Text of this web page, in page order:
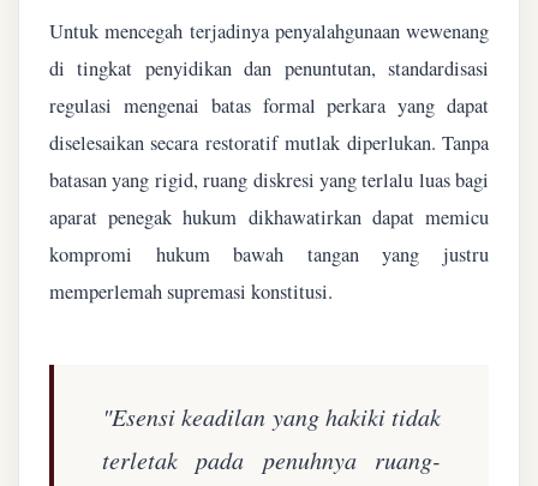
Untuk mencegah terjadinya penyalahgunaan wewenang
di tingkat penyidikan dan penuntutan, standardisasi
regulasi mengenai batas formal perkara yang dapat
diselesaikan secara restoratif mutlak diperlukan. Tanpa
batasan yang rigid, ruang diskresi yang terlalu luas bagi
aparat penegak hukum dikhawatirkan dapat memicu
kompromi hukum bawah tangan yang justru
memperlemah supremasi konstitusi.
"Esensi keadilan yang hakiki tidak
terletak pada penuhnya ruang-